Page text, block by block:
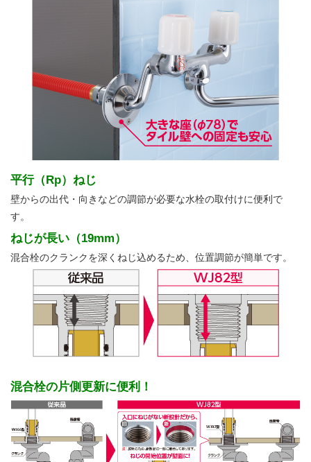
平行（Rp）ねじ
壁からの出代・向きなどの調節が必要な水栓の取付けに便利で
す。
ねじが長い（19mm）
混合栓のクランクを深くねじ込めるため、位置調節が簡単です。
混合栓の片側更新に便利！